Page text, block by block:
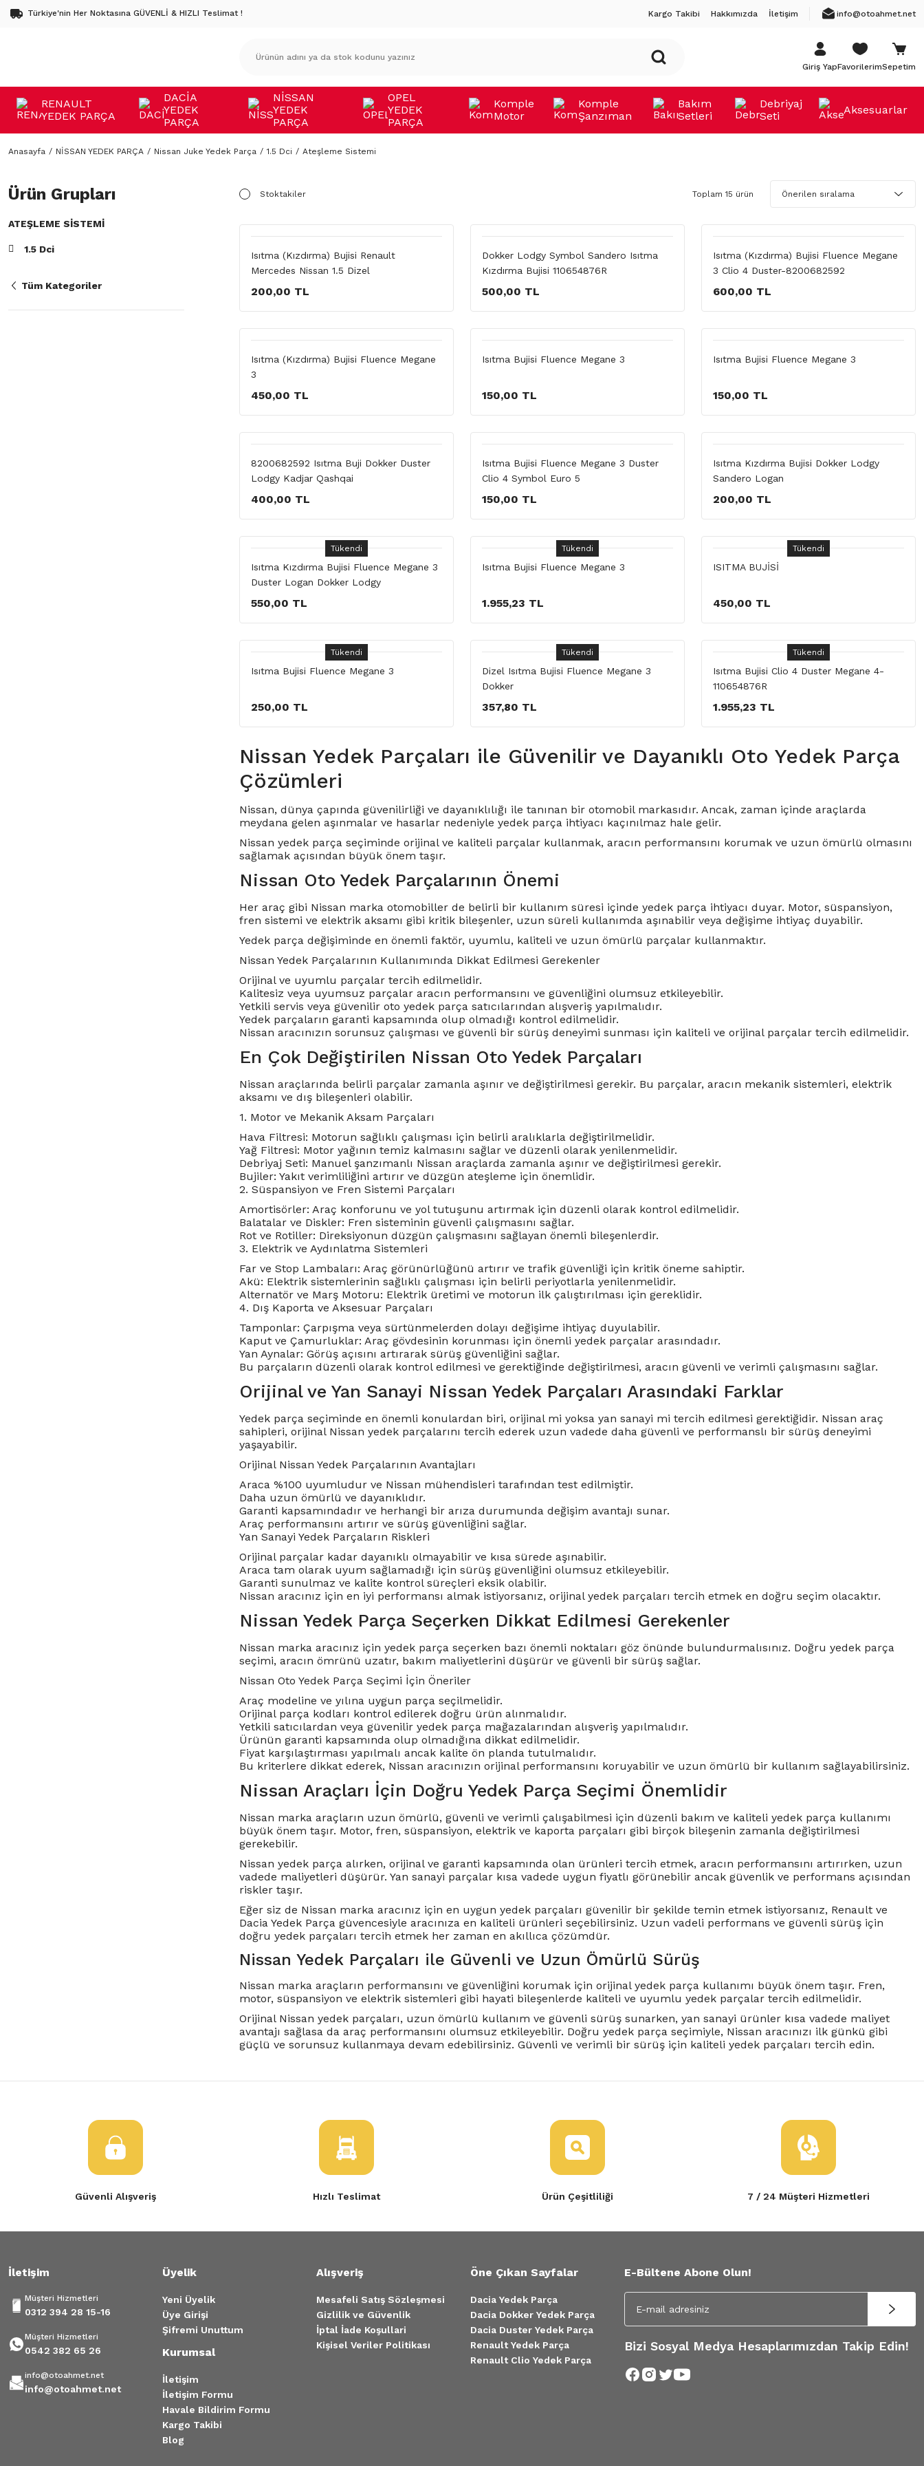
Türkiye'nin Her Noktasına GÜVENLİ & HIZLI Teslimat ! Kargo Takibi Hakkımızda İletişim info@otoahmet.net
Giriş YapFavorilerimSepetim
RENAULT
YEDEK PARÇA
DACİA
YEDEK
PARÇA
NİSSAN
YEDEK
PARÇA
OPEL
YEDEK
PARÇA
Komple
Motor
Komple
Şanzıman
Bakım
Setleri
Debriyaj
Seti
Aksesuarlar
Anasayfa NİSSAN YEDEK PARÇA Nissan Juke Yedek Parça 1.5 Dci Ateşleme Sistemi
Ürün Grupları
ATEŞLEME SISTEMI
1.5 Dci
Tüm Kategoriler
Stoktakiler Toplam 15 ürün
Isıtma (Kızdırma) Bujisi Renault
Mercedes Nissan 1.5 Dizel
200,00 TL
Dokker Lodgy Symbol Sandero Isıtma
Kızdırma Bujisi 110654876R
500,00 TL
Isıtma (Kızdırma) Bujisi Fluence Megane
3 Clio 4 Duster-8200682592
600,00 TL
Isıtma (Kızdırma) Bujisi Fluence Megane
3
450,00 TL
Isıtma Bujisi Fluence Megane 3
150,00 TL
Isıtma Bujisi Fluence Megane 3
150,00 TL
8200682592 Isıtma Buji Dokker Duster
Lodgy Kadjar Qashqai
400,00 TL
Isıtma Bujisi Fluence Megane 3 Duster
Clio 4 Symbol Euro 5
150,00 TL
Isıtma Kızdırma Bujisi Dokker Lodgy
Sandero Logan
200,00 TL
Tükendi
Isıtma Kızdırma Bujisi Fluence Megane 3
Duster Logan Dokker Lodgy
550,00 TL
Tükendi
Isıtma Bujisi Fluence Megane 3
1.955,23 TL
Tükendi
ISITMA BUJİSİ
450,00 TL
Tükendi
Isıtma Bujisi Fluence Megane 3
250,00 TL
Tükendi
Dizel Isıtma Bujisi Fluence Megane 3
Dokker
357,80 TL
Tükendi
Isıtma Bujisi Clio 4 Duster Megane 4-
110654876R
1.955,23 TL
Nissan Yedek Parçaları ile Güvenilir ve Dayanıklı Oto Yedek Parça
Çözümleri
Nissan, dünya çapında güvenilirliği ve dayanıklılığı ile tanınan bir otomobil markasıdır. Ancak, zaman içinde araçlarda
meydana gelen aşınmalar ve hasarlar nedeniyle yedek parça ihtiyacı kaçınılmaz hale gelir.
Nissan yedek parça seçiminde orijinal ve kaliteli parçalar kullanmak, aracın performansını korumak ve uzun ömürlü olmasını
sağlamak açısından büyük önem taşır.
Nissan Oto Yedek Parçalarının Önemi
Her araç gibi Nissan marka otomobiller de belirli bir kullanım süresi içinde yedek parça ihtiyacı duyar. Motor, süspansiyon,
fren sistemi ve elektrik aksamı gibi kritik bileşenler, uzun süreli kullanımda aşınabilir veya değişime ihtiyaç duyabilir.
Yedek parça değişiminde en önemli faktör, uyumlu, kaliteli ve uzun ömürlü parçalar kullanmaktır.
Nissan Yedek Parçalarının Kullanımında Dikkat Edilmesi Gerekenler
Orijinal ve uyumlu parçalar tercih edilmelidir.
Kalitesiz veya uyumsuz parçalar aracın performansını ve güvenliğini olumsuz etkileyebilir.
Yetkili servis veya güvenilir oto yedek parça satıcılarından alışveriş yapılmalıdır.
Yedek parçaların garanti kapsamında olup olmadığı kontrol edilmelidir.
Nissan aracınızın sorunsuz çalışması ve güvenli bir sürüş deneyimi sunması için kaliteli ve orijinal parçalar tercih edilmelidir.
En Çok Değiştirilen Nissan Oto Yedek Parçaları
Nissan araçlarında belirli parçalar zamanla aşınır ve değiştirilmesi gerekir. Bu parçalar, aracın mekanik sistemleri, elektrik
aksamı ve dış bileşenleri olabilir.
1. Motor ve Mekanik Aksam Parçaları
Hava Filtresi: Motorun sağlıklı çalışması için belirli aralıklarla değiştirilmelidir.
Yağ Filtresi: Motor yağının temiz kalmasını sağlar ve düzenli olarak yenilenmelidir.
Debriyaj Seti: Manuel şanzımanlı Nissan araçlarda zamanla aşınır ve değiştirilmesi gerekir.
Bujiler: Yakıt verimliliğini artırır ve düzgün ateşleme için önemlidir.
2. Süspansiyon ve Fren Sistemi Parçaları
Amortisörler: Araç konforunu ve yol tutuşunu artırmak için düzenli olarak kontrol edilmelidir.
Balatalar ve Diskler: Fren sisteminin güvenli çalışmasını sağlar.
Rot ve Rotiller: Direksiyonun düzgün çalışmasını sağlayan önemli bileşenlerdir.
3. Elektrik ve Aydınlatma Sistemleri
Far ve Stop Lambaları: Araç görünürlüğünü artırır ve trafik güvenliği için kritik öneme sahiptir.
Akü: Elektrik sistemlerinin sağlıklı çalışması için belirli periyotlarla yenilenmelidir.
Alternatör ve Marş Motoru: Elektrik üretimi ve motorun ilk çalıştırılması için gereklidir.
4. Dış Kaporta ve Aksesuar Parçaları
Tamponlar: Çarpışma veya sürtünmelerden dolayı değişime ihtiyaç duyulabilir.
Kaput ve Çamurluklar: Araç gövdesinin korunması için önemli yedek parçalar arasındadır.
Yan Aynalar: Görüş açısını artırarak sürüş güvenliğini sağlar.
Bu parçaların düzenli olarak kontrol edilmesi ve gerektiğinde değiştirilmesi, aracın güvenli ve verimli çalışmasını sağlar.
Orijinal ve Yan Sanayi Nissan Yedek Parçaları Arasındaki Farklar
Yedek parça seçiminde en önemli konulardan biri, orijinal mi yoksa yan sanayi mi tercih edilmesi gerektiğidir. Nissan araç
sahipleri, orijinal Nissan yedek parçalarını tercih ederek uzun vadede daha güvenli ve performanslı bir sürüş deneyimi
yaşayabilir.
Orijinal Nissan Yedek Parçalarının Avantajları
Araca %100 uyumludur ve Nissan mühendisleri tarafından test edilmiştir.
Daha uzun ömürlü ve dayanıklıdır.
Garanti kapsamındadır ve herhangi bir arıza durumunda değişim avantajı sunar.
Araç performansını artırır ve sürüş güvenliğini sağlar.
Yan Sanayi Yedek Parçaların Riskleri
Orijinal parçalar kadar dayanıklı olmayabilir ve kısa sürede aşınabilir.
Araca tam olarak uyum sağlamadığı için sürüş güvenliğini olumsuz etkileyebilir.
Garanti sunulmaz ve kalite kontrol süreçleri eksik olabilir.
Nissan aracınız için en iyi performansı almak istiyorsanız, orijinal yedek parçaları tercih etmek en doğru seçim olacaktır.
Nissan Yedek Parça Seçerken Dikkat Edilmesi Gerekenler
Nissan marka aracınız için yedek parça seçerken bazı önemli noktaları göz önünde bulundurmalısınız. Doğru yedek parça
seçimi, aracın ömrünü uzatır, bakım maliyetlerini düşürür ve güvenli bir sürüş sağlar.
Nissan Oto Yedek Parça Seçimi İçin Öneriler
Araç modeline ve yılına uygun parça seçilmelidir.
Orijinal parça kodları kontrol edilerek doğru ürün alınmalıdır.
Yetkili satıcılardan veya güvenilir yedek parça mağazalarından alışveriş yapılmalıdır.
Ürünün garanti kapsamında olup olmadığına dikkat edilmelidir.
Fiyat karşılaştırması yapılmalı ancak kalite ön planda tutulmalıdır.
Bu kriterlere dikkat ederek, Nissan aracınızın orijinal performansını koruyabilir ve uzun ömürlü bir kullanım sağlayabilirsiniz.
Nissan Araçları İçin Doğru Yedek Parça Seçimi Önemlidir
Nissan marka araçların uzun ömürlü, güvenli ve verimli çalışabilmesi için düzenli bakım ve kaliteli yedek parça kullanımı
büyük önem taşır. Motor, fren, süspansiyon, elektrik ve kaporta parçaları gibi birçok bileşenin zamanla değiştirilmesi
gerekebilir.
Nissan yedek parça alırken, orijinal ve garanti kapsamında olan ürünleri tercih etmek, aracın performansını artırırken, uzun
vadede maliyetleri düşürür. Yan sanayi parçalar kısa vadede uygun fiyatlı görünebilir ancak güvenlik ve performans açısından
riskler taşır.
Eğer siz de Nissan marka aracınız için en uygun yedek parçaları güvenilir bir şekilde temin etmek istiyorsanız, Renault ve
Dacia Yedek Parça güvencesiyle aracınıza en kaliteli ürünleri seçebilirsiniz. Uzun vadeli performans ve güvenli sürüş için
doğru yedek parçaları tercih etmek her zaman en akıllıca çözümdür.
Nissan Yedek Parçaları ile Güvenli ve Uzun Ömürlü Sürüş
Nissan marka araçların performansını ve güvenliğini korumak için orijinal yedek parça kullanımı büyük önem taşır. Fren,
motor, süspansiyon ve elektrik sistemleri gibi hayati bileşenlerde kaliteli ve uyumlu yedek parçalar tercih edilmelidir.
Orijinal Nissan yedek parçaları, uzun ömürlü kullanım ve güvenli sürüş sunarken, yan sanayi ürünler kısa vadede maliyet
avantajı sağlasa da araç performansını olumsuz etkileyebilir. Doğru yedek parça seçimiyle, Nissan aracınızı ilk günkü gibi
güçlü ve sorunsuz kullanmaya devam edebilirsiniz. Güvenli ve verimli bir sürüş için kaliteli yedek parçaları tercih edin.
Güvenli Alışveriş Hızlı Teslimat Ürün Çeşitliliği 7 / 24 Müşteri Hizmetleri
İletişim
Müşteri Hizmetleri
0312 394 28 15-16
Müşteri Hizmetleri
0542 382 65 26
info@otoahmet.net
info@otoahmet.net
Üyelik
Yeni Üyelik
Üye Girişi
Şifremi Unuttum
Kurumsal
İletişim
İletişim Formu
Havale Bildirim Formu
Kargo Takibi
Blog
Alışveriş
Mesafeli Satış Sözleşmesi
Gizlilik ve Güvenlik
İptal İade Koşullari
Kişisel Veriler Politikası
Öne Çıkan Sayfalar
Dacia Yedek Parça
Dacia Dokker Yedek Parça
Dacia Duster Yedek Parça
Renault Yedek Parça
Renault Clio Yedek Parça
E-Bültene Abone Olun!
Bizi Sosyal Medya Hesaplarımızdan Takip Edin!